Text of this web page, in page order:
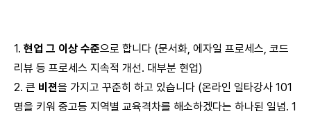
1. 현업 그 이상 수준으로 합니다 (문서화, 에자일 프로세스, 코드
리뷰 등 프로세스 지속적 개선. 대부분 현업)
2. 큰 비젼을 가지고 꾸준히 하고 있습니다 (온라인 일타강사 101
명을 키워 중고등 지역별 교육격차를 해소하겠다는 하나된 일념. 1